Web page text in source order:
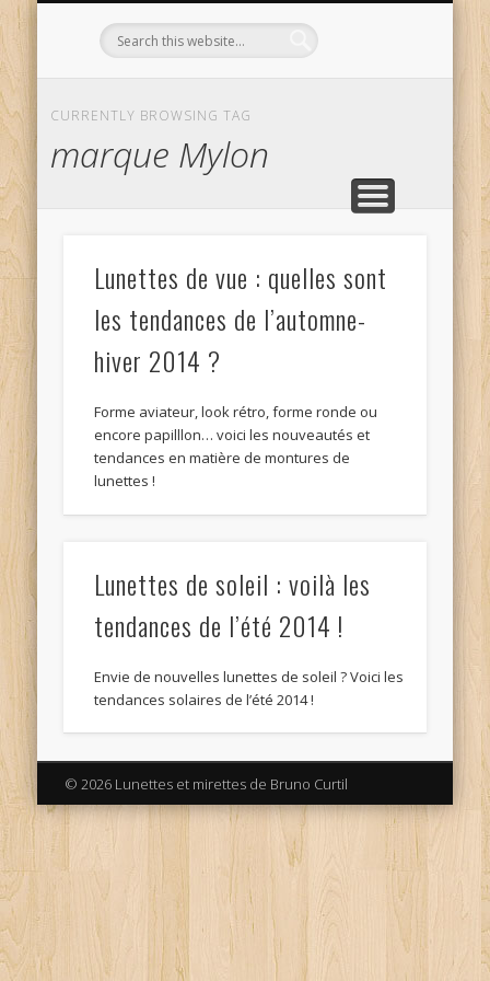
CURRENTLY BROWSING TAG
marque Mylon
Lunettes de vue : quelles sont
les tendances de l’automne-
hiver 2014 ?
Forme aviateur, look rétro, forme ronde ou
encore papilllon… voici les nouveautés et
tendances en matière de montures de
lunettes !
Lunettes de soleil : voilà les
tendances de l’été 2014 !
Envie de nouvelles lunettes de soleil ? Voici les
tendances solaires de l’été 2014 !
© 2026 Lunettes et mirettes de Bruno Curtil